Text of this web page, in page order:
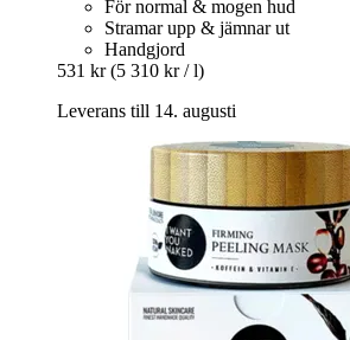
För normal & mogen hud
Stramar upp & jämnar ut
Handgjord
531 kr (5 310 kr / l)
Leverans till 14. augusti